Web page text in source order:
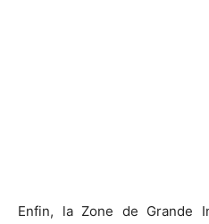
Enfin, la Zone de Grande